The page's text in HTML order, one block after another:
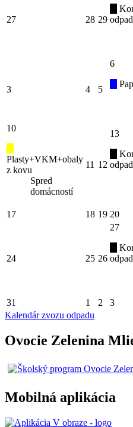
27 28 29 odpad
3 4 5
6
10
Plasty+VKM+obaly
z kovu
Spred
domácností
11 12
13
odpad
17 18 19 20
24 25 26
27
odpad
31 1 2 3
Kalendár zvozu odpadu
Ovocie Zelenina
Mobilná aplikácia